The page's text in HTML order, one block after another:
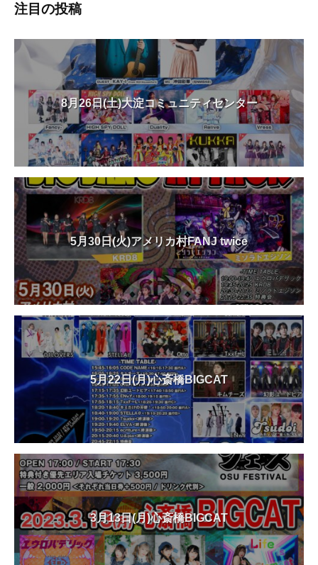
注目の投稿
8月26日(土)大淀コミュニティセンター
5月30日(火)アメリカ村FANJ twice
5月22日(月)心斎橋BIGCAT
3月13日(月)心斎橋BIGCAT